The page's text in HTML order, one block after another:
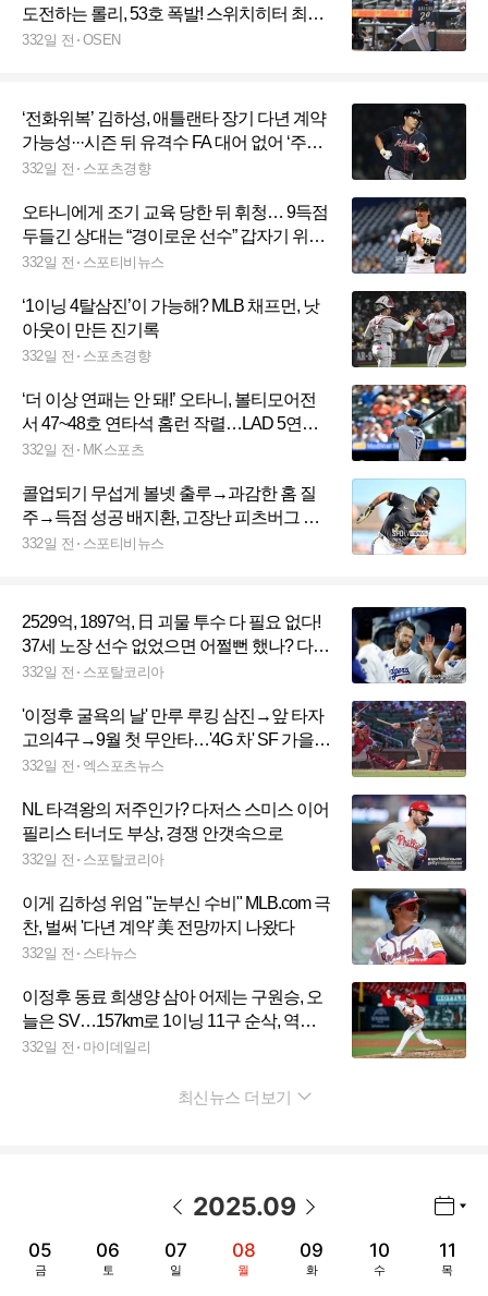
도전하는 롤리, 53호 폭발! 스위치히터 최다
홈런 ‘-1’
332일 전 OSEN
‘전화위복’ 김하성, 애틀랜타 장기 다년 계약
가능성···시즌 뒤 유격수 FA 대어 없어 ‘주가
상승’
332일 전 스포츠경향
오타니에게 조기 교육 당한 뒤 휘청… 9득점
두들긴 상대는 “경이로운 선수” 갑자기 위로
왜?
332일 전 스포티비뉴스
‘1이닝 4탈삼진’이 가능해? MLB 채프먼, 낫
아웃이 만든 진기록
332일 전 스포츠경향
‘더 이상 연패는 안 돼!’ 오타니, 볼티모어전
서 47~48호 연타석 홈런 작렬…LAD 5연패
탈출 견인
332일 전 MK스포츠
콜업되기 무섭게 볼넷 출루→과감한 홈 질
주→득점 성공 배지환, 고장난 피츠버그 기
동력에 기름칠
332일 전 스포티비뉴스
2529억, 1897억, 日 괴물 투수 다 필요 없다!
37세 노장 선수 없었으면 어쩔뻔 했나? 다저
스 커쇼 2년 만에 10승 달성
332일 전 스포탈코리아
'이정후 굴욕의 날' 만루 루킹 삼진→앞 타자
고의4구→9월 첫 무안타…'4G 차' SF 가을야
구 희망 사라졌다
332일 전 엑스포츠뉴스
NL 타격왕의 저주인가? 다저스 스미스 이어
필리스 터너도 부상, 경쟁 안갯속으로
332일 전 스포탈코리아
이게 김하성 위엄 "눈부신 수비" MLB.com 극
찬, 벌써 '다년 계약' 美 전망까지 나왔다
332일 전 스타뉴스
이정후 동료 희생양 삼아 어제는 구원승, 오
늘은 SV…157km로 1이닝 11구 순삭, 역시
WBC 태극마크 후보
332일 전 마이데일리
최신뉴스 더보기
2025.09
05
금
06
토
07
일
08
월
09
화
10
수
11
목